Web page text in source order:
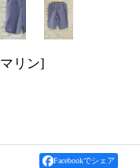
マリン]
Facebookでシェア